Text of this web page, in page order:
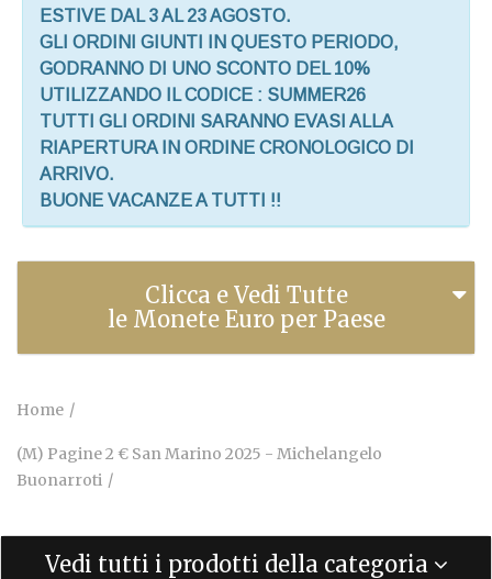
ESTIVE DAL 3 AL 23 AGOSTO.
GLI ORDINI GIUNTI IN QUESTO PERIODO,
GODRANNO DI UNO SCONTO DEL 10%
UTILIZZANDO IL CODICE : SUMMER26
TUTTI GLI ORDINI SARANNO EVASI ALLA
RIAPERTURA IN ORDINE CRONOLOGICO DI
ARRIVO.
BUONE VACANZE A TUTTI !!
Clicca e Vedi Tutte
le Monete Euro per Paese
Home
(M) Pagine 2 € San Marino 2025 - Michelangelo
Buonarroti
Vedi tutti i prodotti della categoria